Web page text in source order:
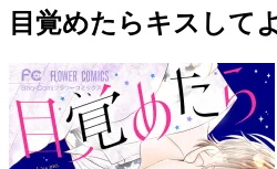
目覚めたらキスして